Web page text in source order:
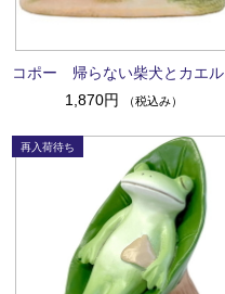
コポー 帰らない柴犬とカエル
1,870円
（税込み）